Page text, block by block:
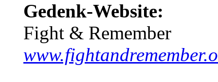
Gedenk-Website:
Fight & Remember